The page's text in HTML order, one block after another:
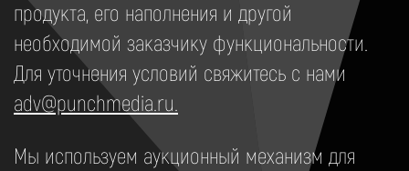
продукта, его наполнения и другой
необходимой заказчику функциональности.
Для уточнения условий свяжитесь с нами
adv@punchmedia.ru.
Мы используем аукционный механизм для